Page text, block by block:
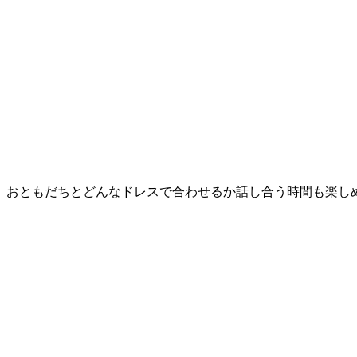
おともだちとどんなドレスで合わせるか話し合う時間も楽し